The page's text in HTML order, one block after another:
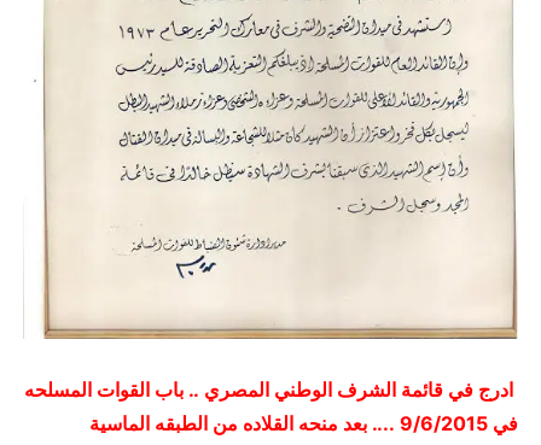
ادرج في قائمة الشرف الوطني المصري .. باب القوات المسلحه
في 9/6/2015 .... بعد منحه القلاده من الطبقه الماسية